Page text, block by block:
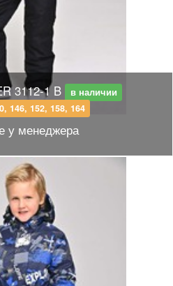
3112-1 B
в наличии
146, 152, 158, 164
у менеджера